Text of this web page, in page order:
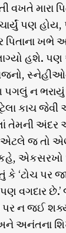
વખતે મારા
પણ હોય,
પિતાના ખભે
હશે. પણ
પગલું ન
કાચ
તેમની
એટલે જ તો
‘ટોચ પર
પણ વગદાર
પર ન જઈ
અનંતના